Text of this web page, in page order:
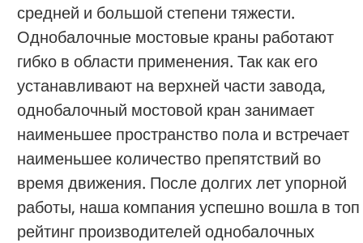
средней и большой степени тяжести.
Однобалочные мостовые краны работают
гибко в области применения. Так как его
устанавливают на верхней части завода,
однобалочный мостовой кран занимает
наименьшее пространство пола и встречает
наименьшее количество препятствий во
время движения. После долгих лет упорной
работы, наша компания успешно вошла в топ
рейтинг производителей однобалочных